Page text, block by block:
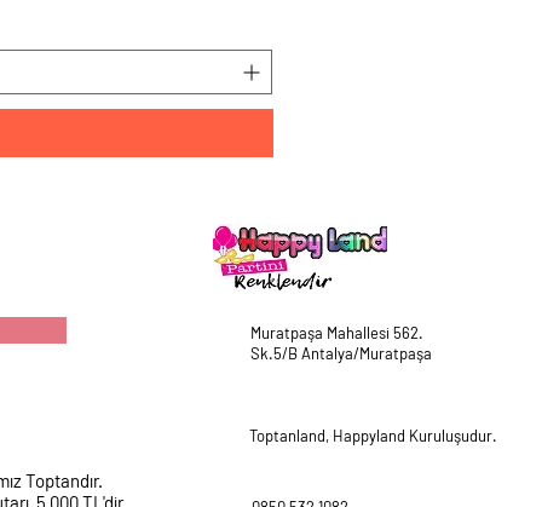
Toptandır.
Muratpaşa Mahallesi 562.
Sk.5/B Antalya/Muratpaşa
Toptanland, Happyland Kuruluşudur.